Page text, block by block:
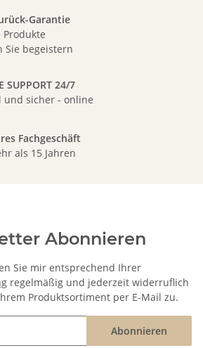
Garantie
Produkte
Sie begeistern
SUPPORT 24/7
und sicher - online
Fachgeschäft
als 15 Jahren
Abonnieren
Sie mir entsprechend Ihrer
regelmäßig und jederzeit widerruflich
Produktsortiment per E-Mail zu.
Abonnieren